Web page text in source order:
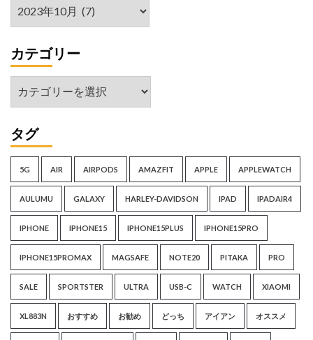
イ
ブ
カテゴリー
テ
リ
ー
タグ
5G AIR AIRPODS AMAZFIT APPLE APPLEWATCH
AULUMU GALAXY HARLEY-DAVIDSON IPAD IPADAIR4
IPHONE IPHONE15 IPHONE15PLUS IPHONE15PRO
IPHONE15PROMAX MAGSAFE NOTE20 PITAKA PRO
SALE SPORTSTER ULTRA USB-C WATCH XIAOMI
XL883N おすすめ お勧め どっち アイアン オススメ